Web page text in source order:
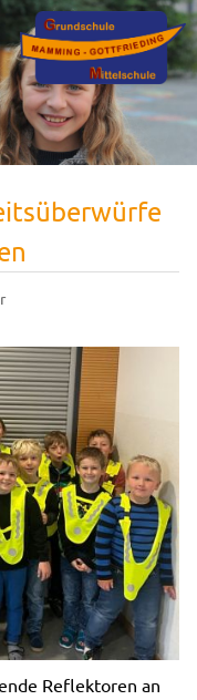
Reflektoren an